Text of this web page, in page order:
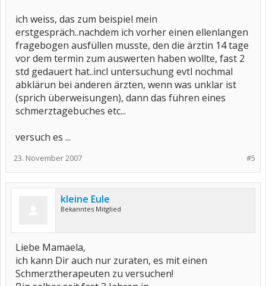
ich weiss, das zum beispiel mein
erstgespräch..nachdem ich vorher einen ellenlangen
fragebogen ausfüllen musste, den die ärztin 14 tage
vor dem termin zum auswerten haben wollte, fast 2
std gedauert hat..incl untersuchung evtl nochmal
abklärun bei anderen ärzten, wenn was unklar ist
(sprich überweisungen), dann das führen eines
schmerztagebuches etc...
versuch es ...
#5
23. November 2007
kleine Eule
Bekanntes Mitglied
Liebe Mamaela,
ich kann Dir auch nur zuraten, es mit einen
Schmerztherapeuten zu versuchen!